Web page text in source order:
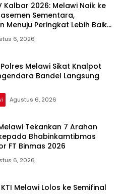
Kalbar 2026: Melawi Naik ke
Sementara,
Menuju Peringkat Lebih Baik
6, 2026
Melawi Sikat Knalpot
Bandel Langsung
Agustus 6, 2026
Tekankan 7 Arahan
Bhabinkamtibmas
FT Binmas 2026
6, 2026
Melawi Lolos ke Semifinal